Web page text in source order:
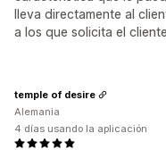
lleva directamente al
a los que solicita el
temple of desire
Alemania
4 días usando la aplicación